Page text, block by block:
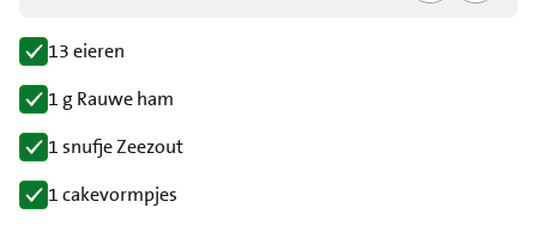
13 eieren
1 g Rauwe ham
1 snufje Zeezout
1 cakevormpjes